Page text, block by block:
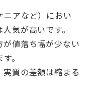
ニアなど）におい
気が高いです。
値落ち幅が少ない
。
質の差額は縮まる